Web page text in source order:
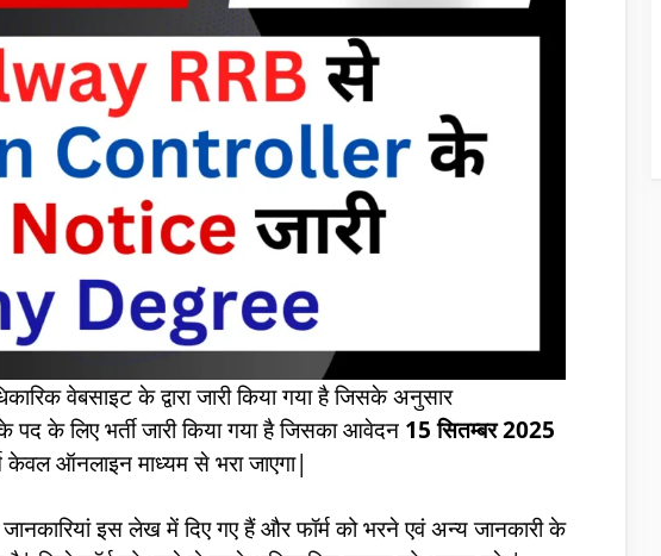
वेबसाइट के द्वारा जारी किया गया है जिसके अनुसार
के लिए भर्ती जारी किया गया है जिसका आवेदन 15 सितम्बर 2025
केवल ऑनलाइन माध्यम से भरा जाएगा|
इस लेख में दिए गए हैं और फॉर्म को भरने एवं अन्य जानकारी के